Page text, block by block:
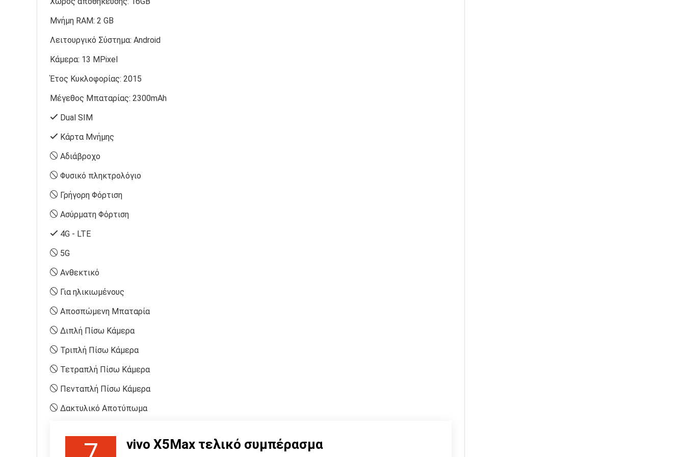
Μνήμη RAM: 2 GB
Λειτουργικό Σύστημα: Android
Κάμερα: 13 MPixel
Έτος Κυκλοφορίας: 2015
Μέγεθος Μπαταρίας: 2300mAh
Dual SIM
Κάρτα Μνήμης
Αδιάβροχο
Φυσικό πληκτρολόγιο
Γρήγορη Φόρτιση
Ασύρματη Φόρτιση
4G - LTE
5G
Ανθεκτικό
Για ηλικιωμένους
Αποσπώμενη Μπαταρία
Διπλή Πίσω Κάμερα
Τριπλή Πίσω Κάμερα
Τετραπλή Πίσω Κάμερα
Πενταπλή Πίσω Κάμερα
Δακτυλικό Αποτύπωμα
vivo X5Max τελικό συμπέρασμα